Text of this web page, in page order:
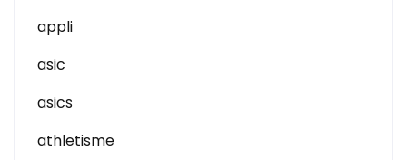
appli
asic
asics
athletisme